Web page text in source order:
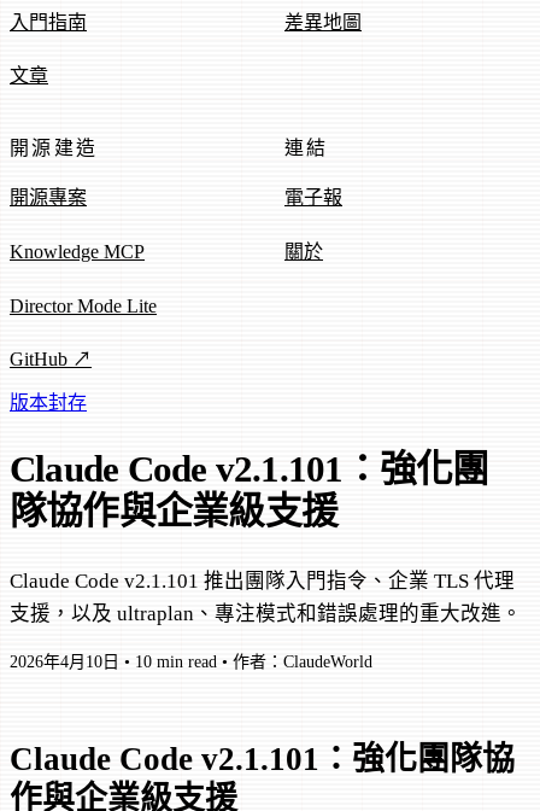
入門指南
文章
差異地圖
開源建造
開源專案
Knowledge MCP
Director Mode Lite
GitHub ↗
連結
電子報
關於
版本封存
Claude Code v2.1.101：強化團
隊協作與企業級支援
Claude Code v2.1.101 推出團隊入門指令、企業 TLS 代理
支援，以及 ultraplan、專注模式和錯誤處理的重大改進。
2026年4月10日 • 10 min read • 作者：ClaudeWorld
Claude Code v2.1.101：強化團隊協
作與企業級支援